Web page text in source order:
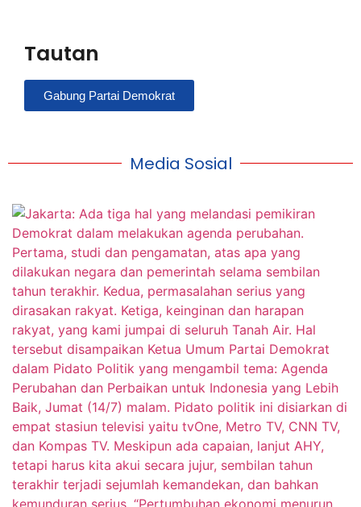
Tautan
Gabung Partai Demokrat
Media Sosial